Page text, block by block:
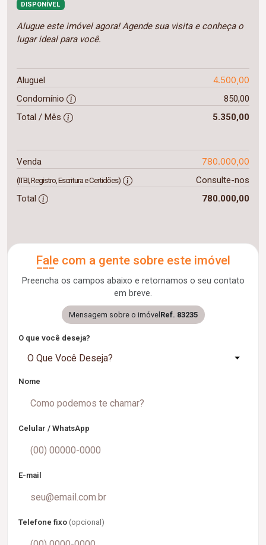
DISPONÍVEL
Alugue este imóvel agora! Agende sua visita e conheça o
lugar ideal para você.
Aluguel 4.500,00
Condomínio
850,00
Total / Mês
5.350,00
Venda 780.000,00
(ITBI, Registro, Escritura e Certidões)
Consulte-nos
Total
780.000,00
Fale com a gente sobre este imóvel
Preencha os campos abaixo e retornamos o seu contato
em breve.
Mensagem sobre o imóvel Ref. 83235
O que você deseja?
O Que Você Deseja?
Nome
Celular / WhatsApp
E-mail
Telefone fixo (opcional)